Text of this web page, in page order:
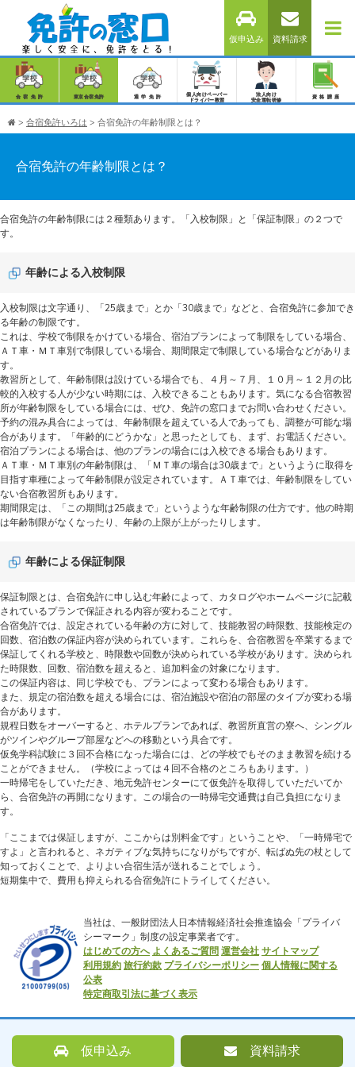
仮申込み 資料請求
合宿免許 東京合宿免許 通学免許
個人向けペーパー
ドライバー教習
法人向け
安全運転研修
資格講座
> 合宿免許いろは > 合宿免許の年齢制限とは？
合宿免許の年齢制限とは？
合宿免許の年齢制限には２種類あります。「入校制限」と「保証制限」の２つで
す。
年齢による入校制限
入校制限は文字通り、「25歳まで」とか「30歳まで」などと、合宿免許に参加でき
る年齢の制限です。
これは、学校で制限をかけている場合、宿泊プランによって制限をしている場合、
ＡＴ車・ＭＴ車別で制限している場合、期間限定で制限している場合などがありま
す。
教習所として、年齢制限は設けている場合でも、４月～７月、１０月～１２月の比
較的入校する人が少ない時期には、入校できることもあります。気になる合宿教習
所が年齢制限をしている場合には、ぜひ、免許の窓口までお問い合わせください。
予約の混み具合によっては、年齢制限を超えている人であっても、調整が可能な場
合があります。「年齢的にどうかな」と思ったとしても、まず、お電話ください。
宿泊プランによる場合は、他のプランの場合には入校できる場合もあります。
ＡＴ車・ＭＴ車別の年齢制限は、「ＭＴ車の場合は30歳まで」というように取得を
目指す車種によって年齢制限が設定されています。ＡＴ車では、年齢制限をしてい
ない合宿教習所もあります。
期間限定は、「この期間は25歳まで」というような年齢制限の仕方です。他の時期
は年齢制限がなくなったり、年齢の上限が上がったりします。
年齢による保証制限
保証制限とは、合宿免許に申し込む年齢によって、カタログやホームページに記載
されているプランで保証される内容が変わることです。
合宿免許では、設定されている年齢の方に対して、技能教習の時限数、技能検定の
回数、宿泊数の保証内容が決められています。これらを、合宿教習を卒業するまで
保証してくれる学校と、時限数や回数が決められている学校があります。決められ
た時限数、回数、宿泊数を超えると、追加料金の対象になります。
この保証内容は、同じ学校でも、プランによって変わる場合もあります。
また、規定の宿泊数を超える場合には、宿泊施設や宿泊の部屋のタイプが変わる場
合があります。
規程日数をオーバーすると、ホテルプランであれば、教習所直営の寮へ、シングル
がツインやグループ部屋などへの移動という具合です。
仮免学科試験に３回不合格になった場合には、どの学校でもそのまま教習を続ける
ことができません。（学校によっては４回不合格のところもあります。）
一時帰宅をしていただき、地元免許センターにて仮免許を取得していただいてか
ら、合宿免許の再開になります。この場合の一時帰宅交通費は自己負担になりま
す。
「ここまでは保証しますが、ここからは別料金です」ということや、「一時帰宅で
すよ」と言われると、ネガティブな気持ちになりがちですが、転ばぬ先の杖として
知っておくことで、よりよい合宿生活が送れることでしょう。
短期集中で、費用も抑えられる合宿免許にトライしてください。
当社は、一般財団法人日本情報経済社会推進協会「プライバ
シーマーク」制度の設定事業者です。
はじめての方へ よくあるご質問 運営会社サイトマップ
利用規約旅行約款 プライバシーポリシー個人情報に関する
公表
特定商取引法に基づく表示
仮申込み 資料請求